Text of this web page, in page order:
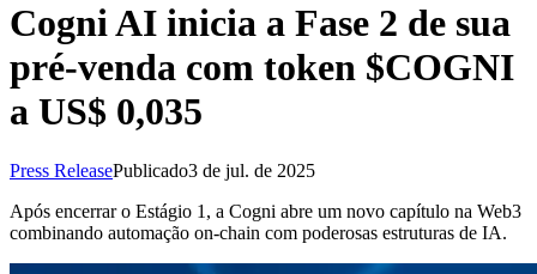
Cogni AI inicia a Fase 2 de sua
pré-venda com token $COGNI
a US$ 0,035
Press ReleasePublicado3 de jul. de 2025
Após encerrar o Estágio 1, a Cogni abre um novo capítulo na Web3
combinando automação on-chain com poderosas estruturas de IA.